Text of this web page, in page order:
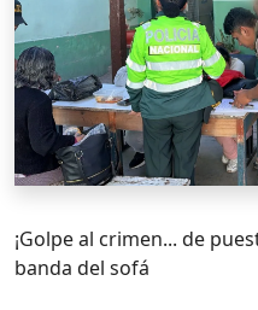
¡Golpe al crimen... de
banda del sofá